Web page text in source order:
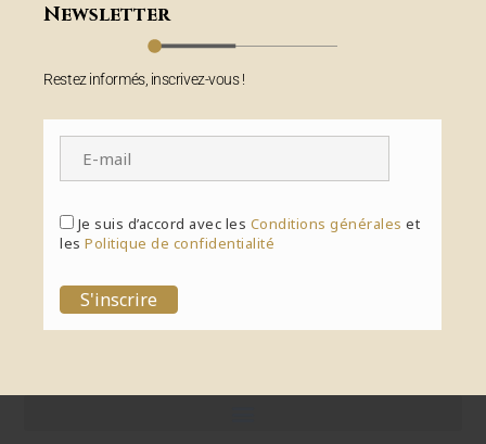
Newsletter
Restez informés, inscrivez-vous !
Je suis d’accord avec les Conditions générales et
lesPolitique de confidentialité
S'inscrire